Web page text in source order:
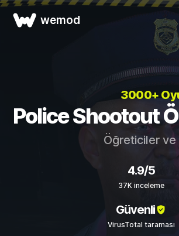
wemod
3000+
Police Shootout
Öğreticiler
4.9/5
37K inceleme
Güvenli
VirusTotal taraması